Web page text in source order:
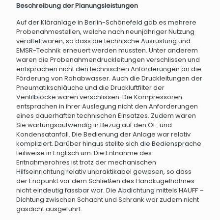
Beschreibung der Planungsleistungen
Auf der Kläranlage in Berlin-Schönefeld gab es mehrere
Probenahmestellen, welche nach neunjähriger Nutzung
veraltet waren, so dass die technische Ausrüstung und
EMSR-Technik erneuert werden mussten. Unter anderem
waren die Probenahmendruckleitungen verschlissen und
entsprachen nicht den technischen Anforderungen an die
Förderung von Rohabwasser. Auch die Druckleitungen der
Pneumatikschläuche und die Druckluftfilter der
Ventilblöcke waren verschlissen. Die Kompressoren
entsprachen in ihrer Auslegung nicht den Anforderungen
eines dauerhaften technischen Einsatzes. Zudem waren
Sie wartungsaufwendig in Bezug auf den Öl- und
Kondensatanfall. Die Bedienung der Anlage war relativ
kompliziert. Darüber hinaus stellte sich die Bediensprache
teilweise in Englisch um. Die Entnahme des
Entnahmerohres ist trotz der mechanischen
Hilfseinrichtung relativ unpraktikabel gewesen, so dass
der Endpunkt vor dem Schließen des Handkugelhahnes
nicht eindeutig fassbar war. Die Abdichtung mittels HAUFF –
Dichtung zwischen Schacht und Schrank war zudem nicht
gasdicht ausgeführt.